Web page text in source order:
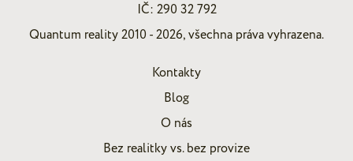
IČ: 290 32 792
Quantum reality 2010 - 2026, všechna práva vyhrazena.
Kontakty
Blog
O nás
Bez realitky vs. bez provize